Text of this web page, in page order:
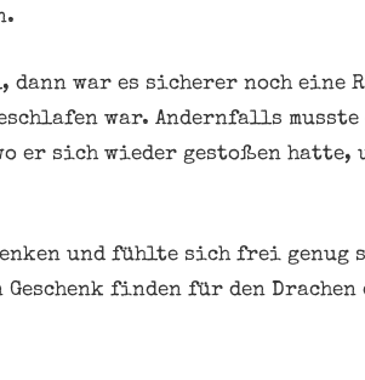
war es sicherer noch eine
war. Andernfalls musste
er sich wieder gestoßen hatte,
und fühlte sich frei genug
Geschenk finden für den Drachen